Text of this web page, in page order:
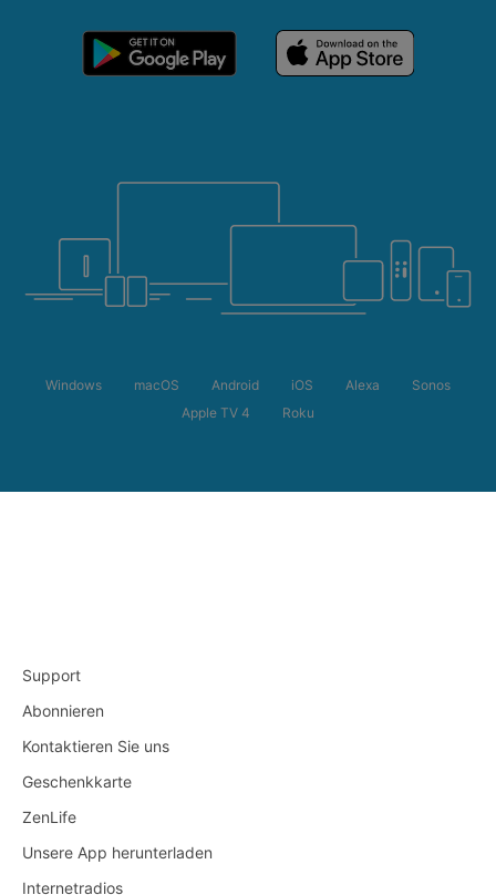
Windows macOS Android iOS Alexa
Sonos
Apple TV 4
Roku
Support
Abonnieren
Kontaktieren Sie uns
Geschenkkarte
ZenLife
Unsere App herunterladen
Internetradios